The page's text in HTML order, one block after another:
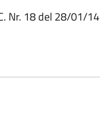
Nr. 18 del 28/01/14